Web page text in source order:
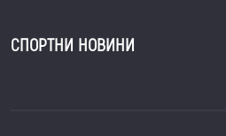
СПОРТНИ НОВИНИ